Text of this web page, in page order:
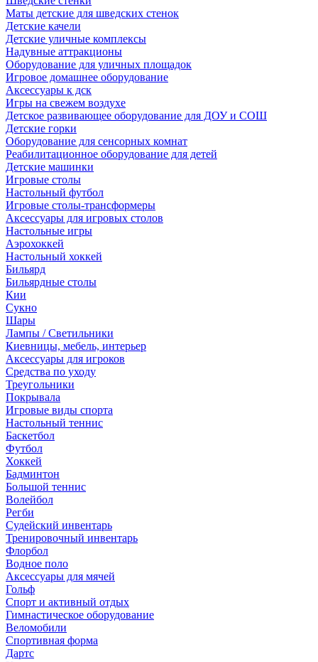
Маты детские для шведских стенок
Детские качели
Детские уличные комплексы
Надувные аттракционы
Оборудование для уличных площадок
Игровое домашнее оборудование
Аксессуары к дск
Игры на свежем воздухе
Детское развивающее оборудование для ДОУ и СОШ
Детские горки
Оборудование для сенсорных комнат
Реабилитационное оборудование для детей
Детские машинки
Игровые столы
Настольный футбол
Игровые столы-трансформеры
Аксессуары для игровых столов
Настольные игры
Аэрохоккей
Настольный хоккей
Бильярд
Бильярдные столы
Кии
Сукно
Шары
Лампы / Светильники
Киевницы, мебель, интерьер
Аксессуары для игроков
Средства по уходу
Треугольники
Покрывала
Игровые виды спорта
Настольный теннис
Баскетбол
Футбол
Хоккей
Бадминтон
Большой теннис
Волейбол
Регби
Судейский инвентарь
Тренировочный инвентарь
Флорбол
Водное поло
Аксессуары для мячей
Гольф
Спорт и активный отдых
Гимнастическое оборудование
Веломобили
Спортивная форма
Дартс